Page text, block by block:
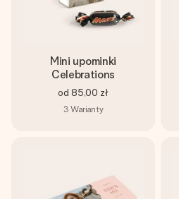
Mini upominki
Celebrations
od 85,00 zł
3 Warianty